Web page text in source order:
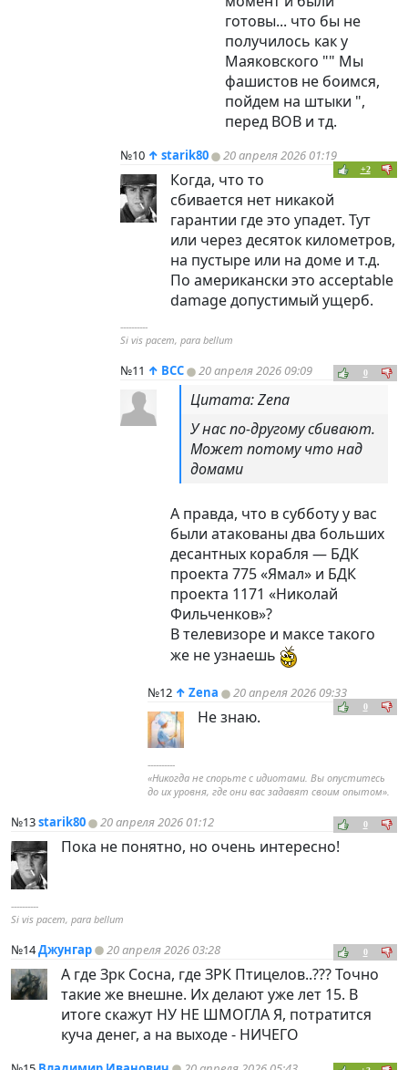
готовы... что бы не
получилось как у
Маяковского "" Мы
фашистов не боимся,
пойдем на штыки ",
перед ВОВ и тд.
№10 ↑ starik80 20 апреля 2026 01:19
+2
Когда, что то
сбивается нет никакой
гарантии где это упадет. Тут
или через десяток километров,
на пустыре или на доме и т.д.
По американски это acceptable
damage допустимый ущерб.
----------
Si vis pacem, para bellum
№11 ↑ ВСС 20 апреля 2026 09:09 0
Цитата: Zena
У нас по-другому сбивают.
Может потому что над
домами
А правда, что в субботу у вас
были атакованы два больших
десантных корабля — БДК
проекта 775 «Ямал» и БДК
проекта 1171 «Николай
Фильченков»?
В телевизоре и максе такого
же не узнаешь
№12 ↑ Zena 20 апреля 2026 09:33
0
Не знаю.
----------
«Никогда не спорьте с идиотами. Вы опуститесь
до их уровня, где они вас задавят своим опытом».
№13starik80 20 апреля 2026 01:12 0
Пока не понятно, но очень интересно!
----------
Si vis pacem, para bellum
№14Джунгар 20 апреля 2026 03:28 0
А где Зрк Сосна, где ЗРК Птицелов..??? Точно
такие же внешне. Их делают уже лет 15. В
итоге скажут НУ НЕ ШМОГЛА Я, потратится
куча денег, а на выходе - НИЧЕГО